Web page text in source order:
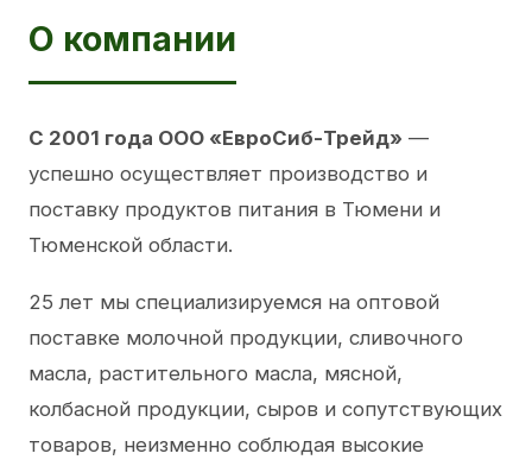
О компании
С 2001 года ООО «ЕвроСиб-Трейд» —
успешно осуществляет производство и
поставку продуктов питания в Тюмени и
Тюменской области.
25 лет мы специализируемся на оптовой
поставке молочной продукции, сливочного
масла, растительного масла, мясной,
колбасной продукции, сыров и сопутствующих
товаров, неизменно соблюдая высокие